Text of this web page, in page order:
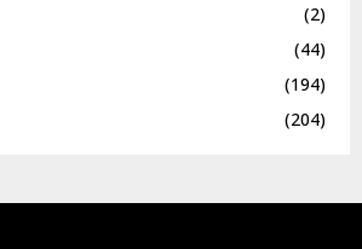
(2)
(44)
(194)
(204)